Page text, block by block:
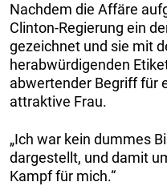
Nachdem die Affäre
Clinton-Regierung ein
gezeichnet und sie mit
herabwürdigenden
abwertender Begriff für
attraktive Frau.
„Ich war kein dummes
dargestellt, und damit
Kampf für mich.“